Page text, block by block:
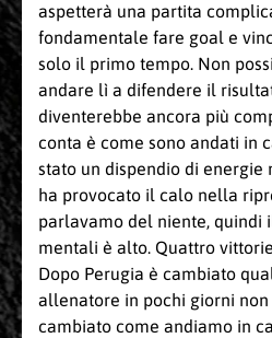
aspetterà una partita
fondamentale fare goal e
solo il primo tempo. Non
andare lì a difendere il
diventerebbe ancora più
conta è come sono andati in
stato un dispendio di energie
ha provocato il calo nella
parlavamo del niente, quindi
mentali è alto. Quattro
Dopo Perugia è cambiato
allenatore in pochi giorni non
cambiato come andiamo in